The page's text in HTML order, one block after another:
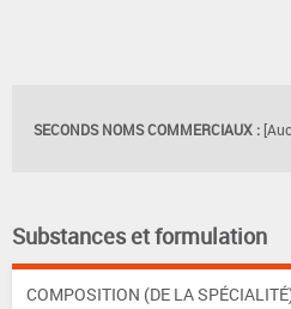
SECONDS NOMS COMMERCIAUX :
Substances et formulation
COMPOSITION (DE LA